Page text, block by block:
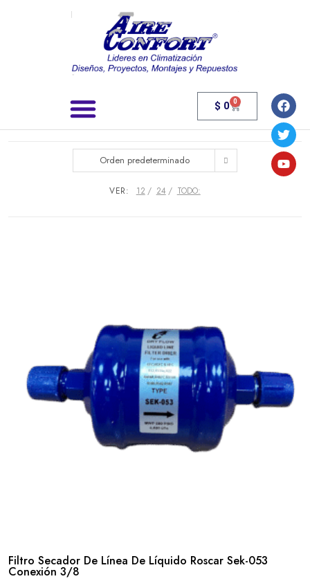
$ 0 0
Orden predeterminado
VER: 12 24 TODO:
Filtro Secador De Línea De Líquido Roscar Sek-053
Conexión 3/8